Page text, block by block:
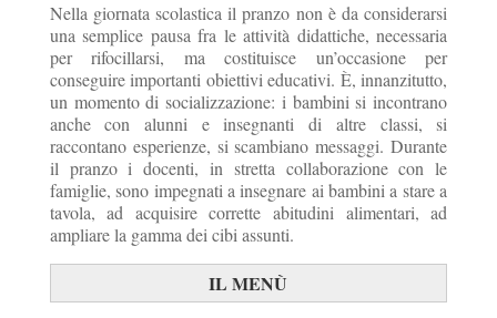
Nella giornata scolastica il pranzo non è da considerarsi
una semplice pausa fra le attività didattiche, necessaria
per rifocillarsi, ma costituisce un’occasione per
conseguire importanti obiettivi educativi. È, innanzitutto,
un momento di socializzazione: i bambini si incontrano
anche con alunni e insegnanti di altre classi, si
raccontano esperienze, si scambiano messaggi. Durante
il pranzo i docenti, in stretta collaborazione con le
famiglie, sono impegnati a insegnare ai bambini a stare a
tavola, ad acquisire corrette abitudini alimentari, ad
ampliare la gamma dei cibi assunti.
IL MENÙ